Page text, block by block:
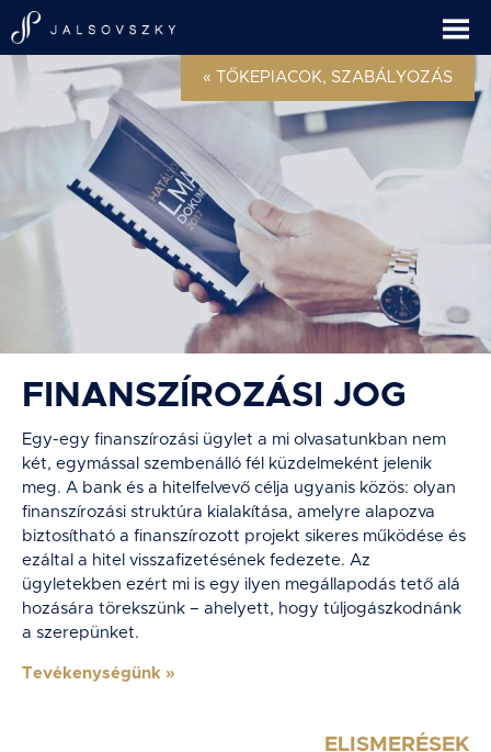
« TŐKEPIACOK, SZABÁLYOZÁS
FINANSZÍROZÁSI JOG
Egy-egy finanszírozási ügylet a mi olvasatunkban nem
két, egymással szembenálló fél küzdelmeként jelenik
meg. A bank és a hitelfelvevő célja ugyanis közös: olyan
finanszírozási struktúra kialakítása, amelyre alapozva
biztosítható a finanszírozott projekt sikeres működése és
ezáltal a hitel visszafizetésének fedezete. Az
ügyletekben ezért mi is egy ilyen megállapodás tető alá
hozására törekszünk – ahelyett, hogy túljogászkodnánk
a szerepünket.
Tevékenységünk »
ELISMERÉSEK